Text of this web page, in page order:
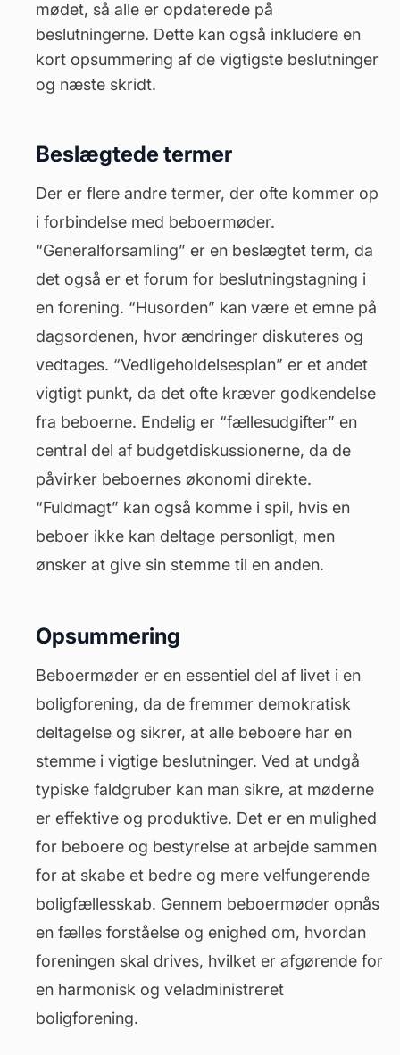
mødet, så alle er opdaterede på
beslutningerne. Dette kan også inkludere en
kort opsummering af de vigtigste beslutninger
og næste skridt.
Beslægtede termer
Der er flere andre termer, der ofte kommer op
i forbindelse med beboermøder.
“Generalforsamling” er en beslægtet term, da
det også er et forum for beslutningstagning i
en forening. “Husorden” kan være et emne på
dagsordenen, hvor ændringer diskuteres og
vedtages. “Vedligeholdelsesplan” er et andet
vigtigt punkt, da det ofte kræver godkendelse
fra beboerne. Endelig er “fællesudgifter” en
central del af budgetdiskussionerne, da de
påvirker beboernes økonomi direkte.
“Fuldmagt” kan også komme i spil, hvis en
beboer ikke kan deltage personligt, men
ønsker at give sin stemme til en anden.
Opsummering
Beboermøder er en essentiel del af livet i en
boligforening, da de fremmer demokratisk
deltagelse og sikrer, at alle beboere har en
stemme i vigtige beslutninger. Ved at undgå
typiske faldgruber kan man sikre, at møderne
er effektive og produktive. Det er en mulighed
for beboere og bestyrelse at arbejde sammen
for at skabe et bedre og mere velfungerende
boligfællesskab. Gennem beboermøder opnås
en fælles forståelse og enighed om, hvordan
foreningen skal drives, hvilket er afgørende for
en harmonisk og veladministreret
boligforening.